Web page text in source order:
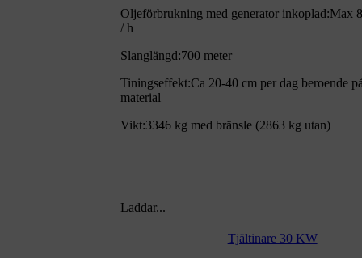
Oljeförbrukning med generator inkoplad:Max
/ h
Slanglängd:700 meter
Tiningseffekt:Ca 20-40 cm per dag beroende
material
Vikt:3346 kg med bränsle (2863 kg utan)
Laddar...
Tjältinare 30 KW